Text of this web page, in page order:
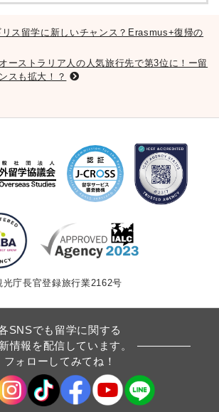
リス留学に新しいチャンス？Erasmus+復帰の
ーストラリア人の人気旅行先で第3位に！ー留
スも拡大！？
光庁長官登録旅行業2162号
SNSでも留学に関する
情報を配信しています。
フォローしてみてね！